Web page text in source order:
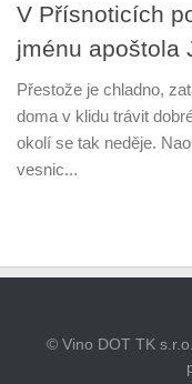
V Přísnoticích
jménu apoštola
Přestože je chladno,
doma v klidu trávit
okolí se tak neděje.
vesnic...
© Vino DOT TK